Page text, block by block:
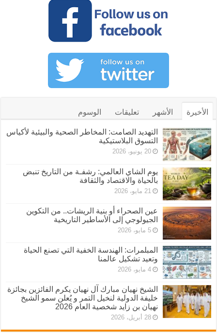
الأخيرة الأشهر تعليقات الوسوم
التهديد الصامت: المخاطر الصحية والبيئية لأكياس
التسوق البلاستيكية
20 يونيو، 2026
يوم الشاي العالمي: رشفـة من التاريخ تنبض
بالحياة والاقتصاد والثقافة
21 مايو، 2026
عين الصحراء أو بنية الريشات.. من التكوين
الجيولوجي إلى الأساطير التاريخية
5 مايو، 2026
المبلمرات: الهندسة الخفية التي تصنع الحياة
وتعيد تشكيل عالمنا
4 مايو، 2026
الشيخ نهيان مبارك آل نهيان يكرم الفائزين بجائزة
خليفة الدولية لنخيل التمر و يُعلن سمو الشيخ
نهيان بن زايد شخصية العام 2026
28 أبريل، 2026